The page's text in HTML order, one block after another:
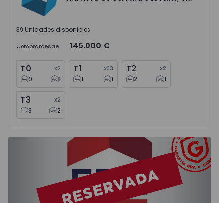
39 Unidades disponibles
Comprardesde 145.000 €
T0 x2
0
1
T1 x33
1
1
T2 x2
2
1
T3 x2
3
2
Apartamento T2 Moita, Baixa da Banheira e Vale da